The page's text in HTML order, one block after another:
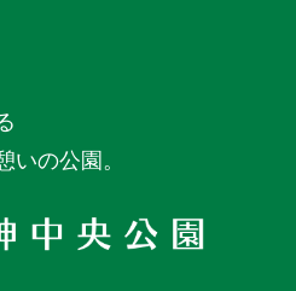
いの公園。